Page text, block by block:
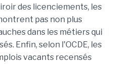
des licenciements, les
pas non plus
dans les métiers qui
Enfin, selon l'OCDE, les
vacants recensés